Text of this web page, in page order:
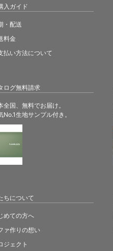
ログ無料請求
全国、無料でお届け。
No.1生地サンプル付き。
入ガイド
・配送
料金
払い方法について
ちについて
めての方へ
ァ作りの想い
ジェクト